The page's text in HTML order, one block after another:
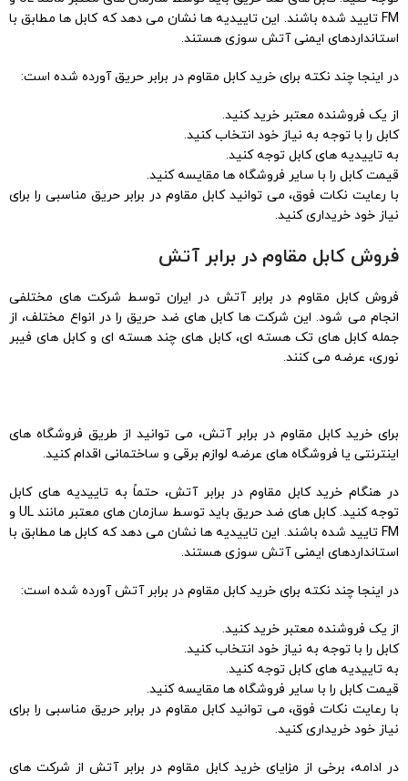
FM تایید شده باشند. این تاییدیه ها نشان می دهد که کابل ها مطابق با
استانداردهای ایمنی آتش سوزی هستند.
در اینجا چند نکته برای خرید کابل مقاوم در برابر حریق آورده شده است:
از یک فروشنده معتبر خرید کنید.
کابل را با توجه به نیاز خود انتخاب کنید.
به تاییدیه های کابل توجه کنید.
قیمت کابل را با سایر فروشگاه ها مقایسه کنید.
با رعایت نکات فوق، می توانید کابل مقاوم در برابر حریق مناسبی را برای
نیاز خود خریداری کنید.
فروش کابل مقاوم در برابر آتش
فروش کابل مقاوم در برابر آتش در ایران توسط شرکت های مختلفی
انجام می شود. این شرکت ها کابل های ضد حریق را در انواع مختلف، از
جمله کابل های تک هسته ای، کابل های چند هسته ای و کابل های فیبر
نوری، عرضه می کنند.
برای خرید کابل مقاوم در برابر آتش، می توانید از طریق فروشگاه های
اینترنتی یا فروشگاه های عرضه لوازم برقی و ساختمانی اقدام کنید.
در هنگام خرید کابل مقاوم در برابر آتش، حتماً به تاییدیه های کابل
توجه کنید. کابل های ضد حریق باید توسط سازمان های معتبر مانند UL و
FM تایید شده باشند. این تاییدیه ها نشان می دهد که کابل ها مطابق با
استانداردهای ایمنی آتش سوزی هستند.
در اینجا چند نکته برای خرید کابل مقاوم در برابر آتش آورده شده است:
از یک فروشنده معتبر خرید کنید.
کابل را با توجه به نیاز خود انتخاب کنید.
به تاییدیه های کابل توجه کنید.
قیمت کابل را با سایر فروشگاه ها مقایسه کنید.
با رعایت نکات فوق، می توانید کابل مقاوم در برابر حریق مناسبی را برای
نیاز خود خریداری کنید.
در ادامه، برخی از مزایای خرید کابل مقاوم در برابر آتش از شرکت های